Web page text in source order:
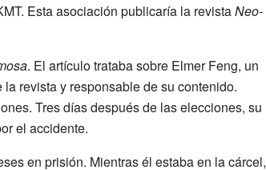
Esta asociación publicaría la revistaNeo-
. El artículo trataba sobre Elmer Feng, un
revista y responsable de su contenido.
Tres días después de las elecciones, su
el accidente.
en prisión. Mientras él estaba en la cárcel,